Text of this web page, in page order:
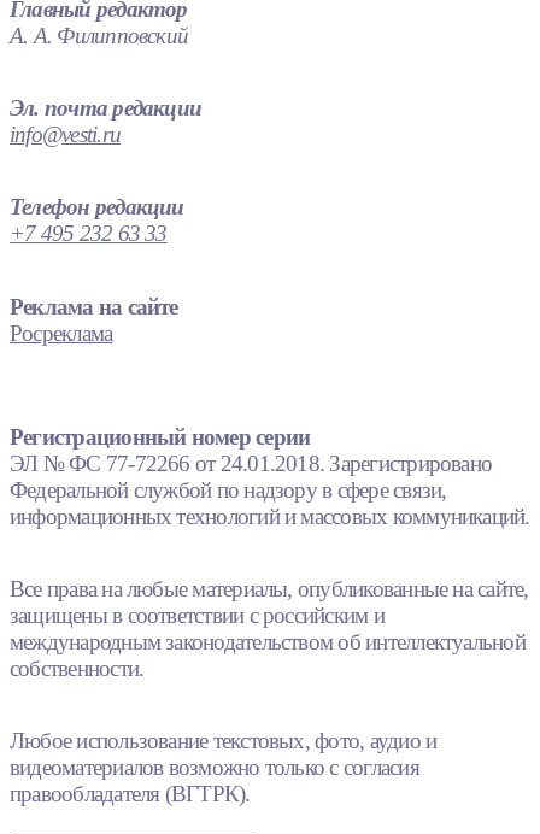
Главный редактор
А. А. Филипповский
Эл. почта редакции
info@vesti.ru
Телефон редакции
+7 495 232 63 33
Реклама на сайте
Росреклама
Регистрационный номер серии
ЭЛ № ФС 77-72266 от 24.01.2018. Зарегистрировано
Федеральной службой по надзору в сфере связи,
информационных технологий и массовых коммуникаций.
Все права на любые материалы, опубликованные на сайте,
защищены в соответствии с российским и
международным законодательством об интеллектуальной
собственности.
Любое использование текстовых, фото, аудио и
видеоматериалов возможно только с согласия
правообладателя (ВГТРК).